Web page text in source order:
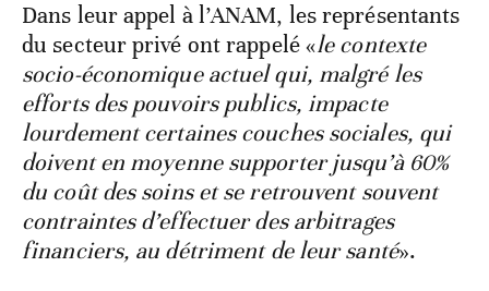
Dans leur appel à l’ANAM, les représentants
du secteur privé ont rappelé «le contexte
socio-économique actuel qui, malgré les
efforts des pouvoirs publics, impacte
lourdement certaines couches sociales, qui
doivent en moyenne supporter jusqu’à 60%
du coût des soins et se retrouvent souvent
contraintes d’effectuer des arbitrages
financiers, au détriment de leur santé».